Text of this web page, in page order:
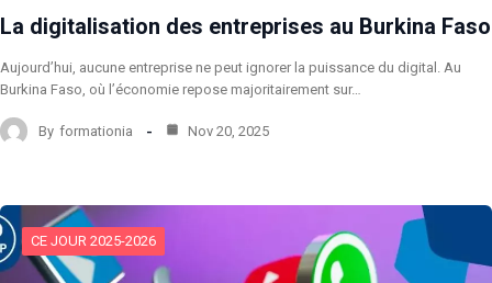
La digitalisation des entreprises au Burkina Faso
Aujourd’hui, aucune entreprise ne peut ignorer la puissance du digital. Au
Burkina Faso, où l’économie repose majoritairement sur…
By formationia Nov 20, 2025
CE JOUR 2025-2026